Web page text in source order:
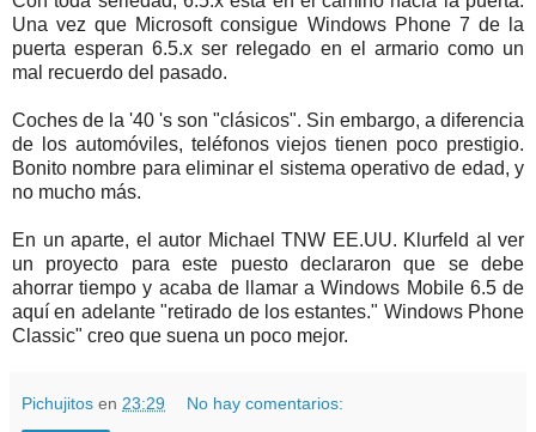
Una vez que Microsoft consigue Windows Phone 7 de la
puerta esperan 6.5.x ser relegado en el armario como un
mal recuerdo del pasado.
Coches de la '40 's son "clásicos". Sin embargo, a diferencia
de los automóviles, teléfonos viejos tienen poco prestigio.
Bonito nombre para eliminar el sistema operativo de edad, y
no mucho más.
En un aparte, el autor Michael TNW EE.UU. Klurfeld al ver
un proyecto para este puesto declararon que se debe
ahorrar tiempo y acaba de llamar a Windows Mobile 6.5 de
aquí en adelante "retirado de los estantes." Windows Phone
Classic" creo que suena un poco mejor.
Pichujitos en 23:29 No hay comentarios: